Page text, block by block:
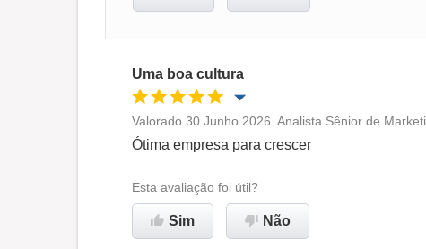
Recomenda esta empresa
Uma boa cultura
Oportunidade de promoção
Ambiente de trabalho
Recomenda esta empresa
Valorado 30 Junho 2026. Analista Sênior de
Ótima empresa para crescer
Esta avaliação foi útil?
Sim Não